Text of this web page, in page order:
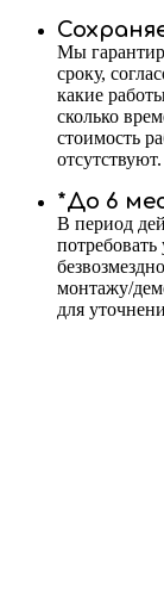
Мы
сроку,
какие
сколько
стоимость
отсутствуют.
*До 6
В период
потребовать
монтажу/
для